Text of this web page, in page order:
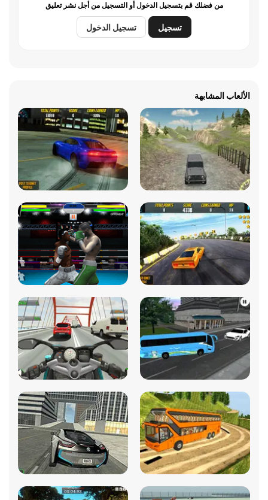
من فضلك قم بتسجيل الدخول أو التسجيل من أجل نشر تعليق
تسجيل تسجيل الدخول
الألعاب المشابهة